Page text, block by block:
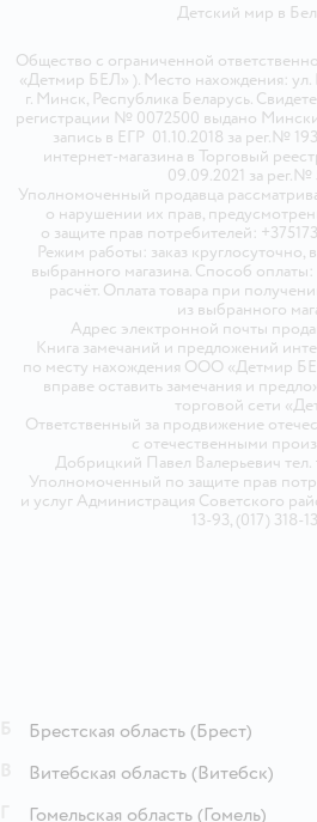
Детский мир в
Общество с ограниченной
«Детмир БЕЛ» ). Место нахождения: ул.
г. Минск, Республика Беларусь.
регистрации № 0072500 выдано
запись в ЕГР 01.10.2018 за рег.№
интернет-магазина в Торговый
09.09.2021 за рег.№
Уполномоченный продавца
о нарушении их прав,
о защите прав потребителей:
Режим работы: заказ
выбранного магазина. Способ
расчёт. Оплата товара при
из выбранного
Адрес электронной почты
Книга замечаний и предложений
по месту нахождения ООО «Детмир
вправе оставить замечания и
торговой сети
Ответственный за продвижение
с отечественными
Добрицкий Павел Валерьевич тел.
Уполномоченный по защите прав
и услуг Администрация Советского
13-93, (017) 318-
Брестская область (Брест)
Витебская область (Витебск)
Гомельская область (Гомель)